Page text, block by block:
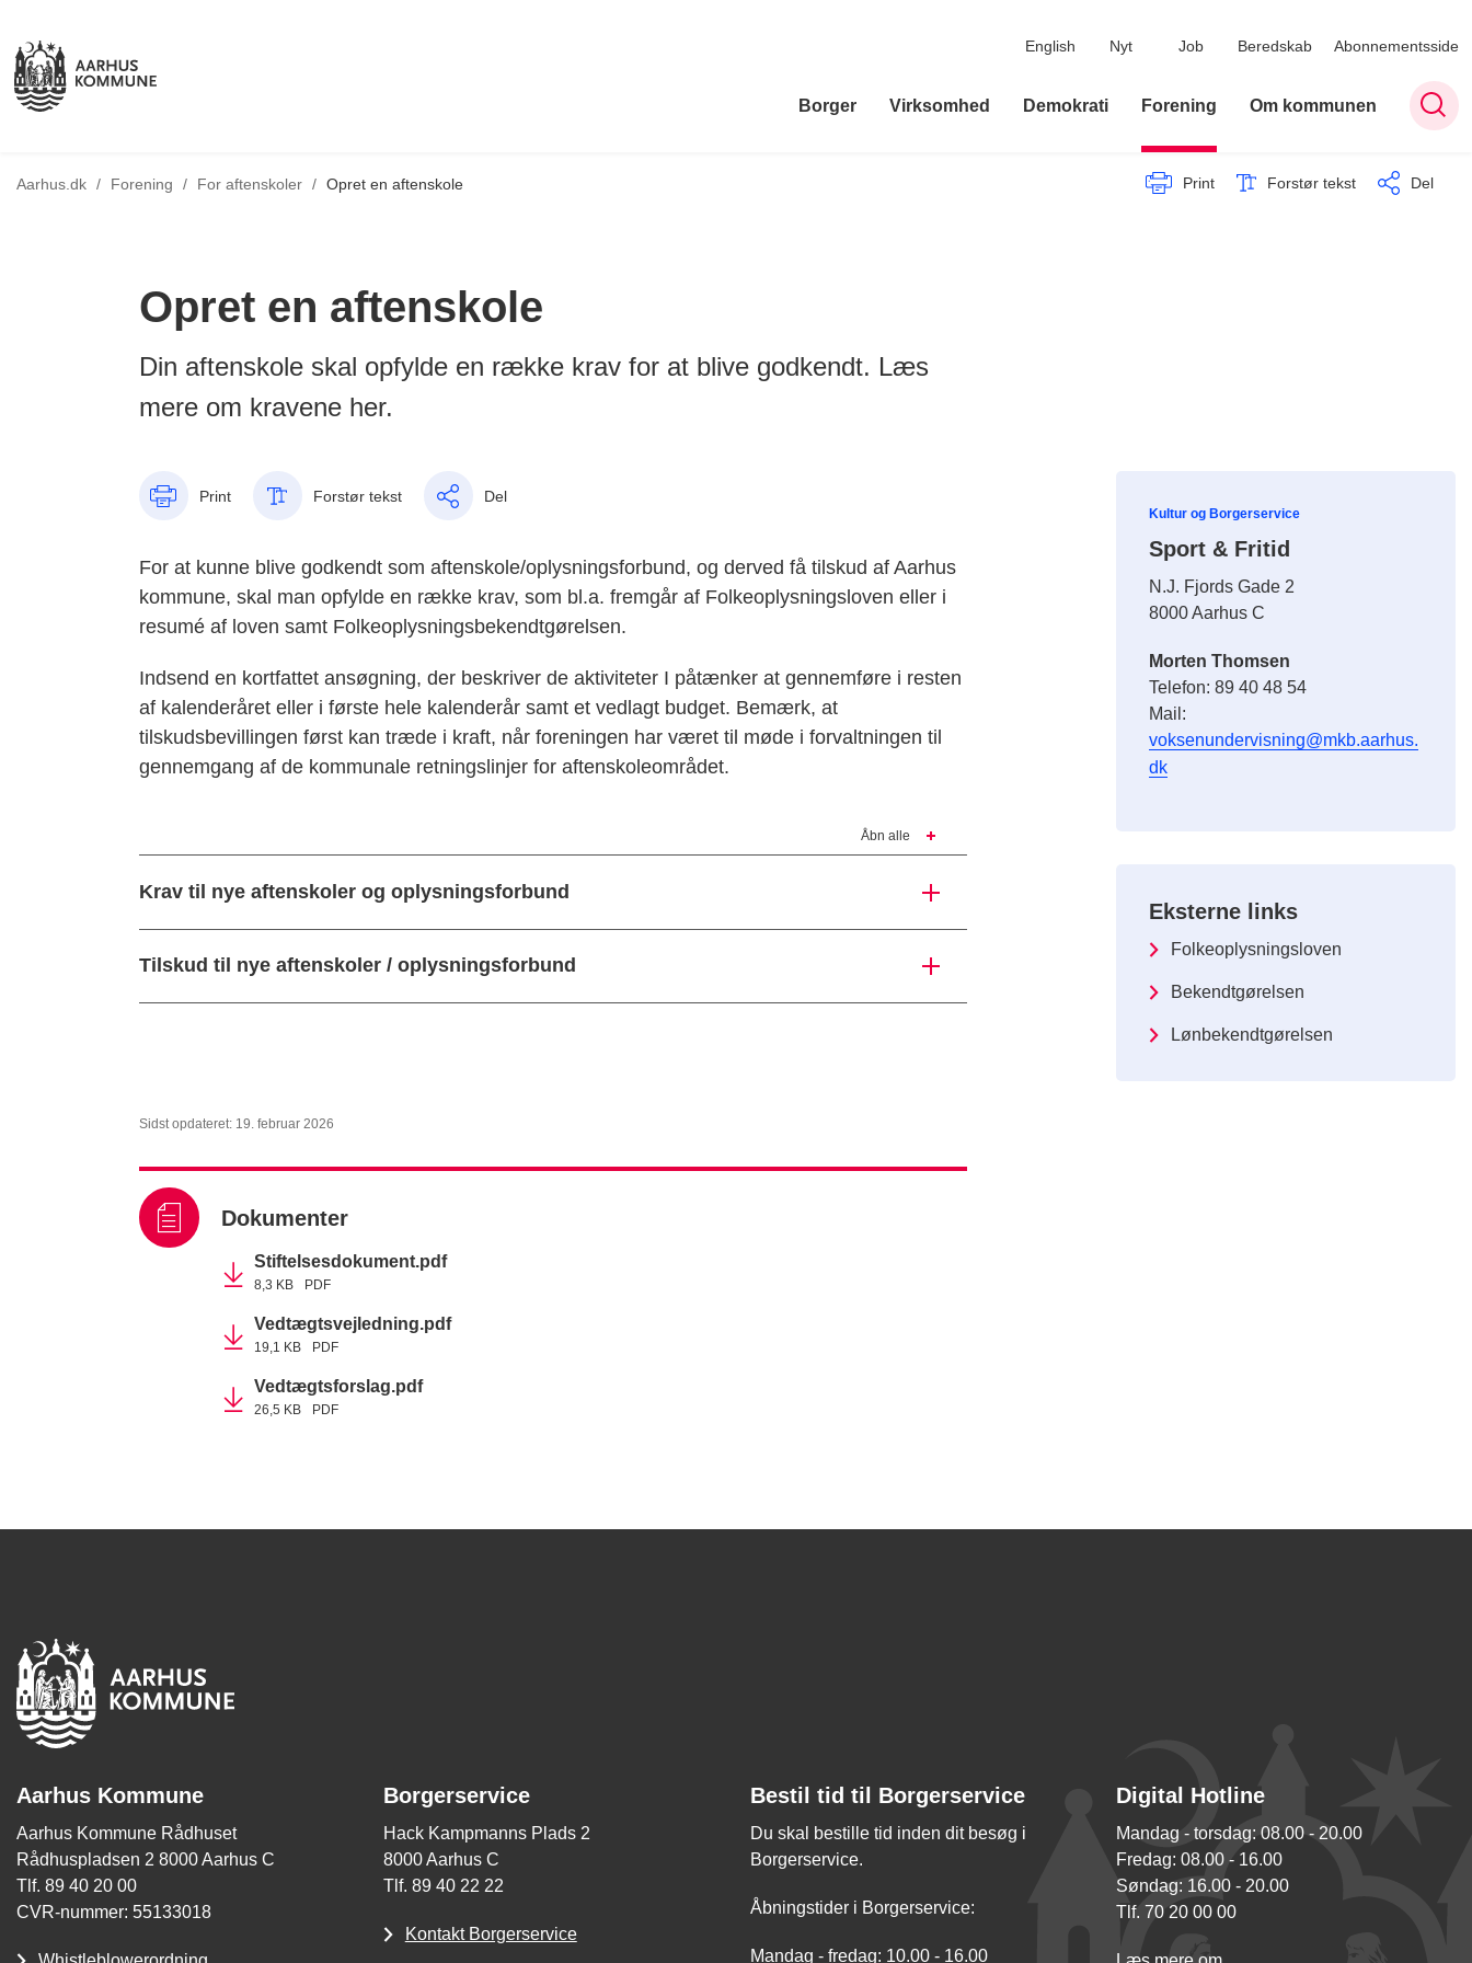
English Nyt Job Beredskab Abonnementsside
Borger Virksomhed Demokrati Forening Om kommunen
Aarhus.dk / Forening / Tilbage til
For aftenskoler / Opret en aftenskole Print Forstør tekst Del
Opret en aftenskole
Din aftenskole skal opfylde en række krav for at blive godkendt. Læs
mere om kravene her.
Print Forstør tekst Del
For at kunne blive godkendt som aftenskole/oplysningsforbund, og derved få tilskud af Aarhus
kommune, skal man opfylde en række krav, som bl.a. fremgår af Folkeoplysningsloven eller i
resumé af loven samt Folkeoplysningsbekendtgørelsen.
Indsend en kortfattet ansøgning, der beskriver de aktiviteter I påtænker at gennemføre i resten
af kalenderåret eller i første hele kalenderår samt et vedlagt budget. Bemærk, at
tilskudsbevillingen først kan træde i kraft, når foreningen har været til møde i forvaltningen til
gennemgang af de kommunale retningslinjer for aftenskoleområdet.
Åbn alle
Krav til nye aftenskoler og oplysningsforbund
Tilskud til nye aftenskoler / oplysningsforbund
Kultur og Borgerservice
Sport & Fritid
N.J. Fjords Gade 2
8000 Aarhus C
Morten Thomsen
Telefon: 89 40 48 54
Mail:
voksenundervisning@mkb.aarhus.
dk
Eksterne links
Folkeoplysningsloven
Bekendtgørelsen
Lønbekendtgørelsen
Sidst opdateret: 19. februar 2026
Dokumenter
Stiftelsesdokument.pdf
8,3 KB PDF
Vedtægtsvejledning.pdf
19,1 KB PDF
Vedtægtsforslag.pdf
26,5 KB PDF
Aarhus Kommune
Aarhus Kommune Rådhuset
Rådhuspladsen 2 8000 Aarhus C
Tlf. 89 40 20 00
CVR-nummer: 55133018
Borgerservice
Hack Kampmanns Plads 2
8000 Aarhus C
Tlf. 89 40 22 22
Kontakt Borgerservice
Bestil tid til Borgerservice
Du skal bestille tid inden dit besøg i
Borgerservice.
Åbningstider i Borgerservice:
Mandag - fredag: 10.00 - 16.00
Digital Hotline
Mandag - torsdag: 08.00 - 20.00
Fredag: 08.00 - 16.00
Søndag: 16.00 - 20.00
Tlf. 70 20 00 00